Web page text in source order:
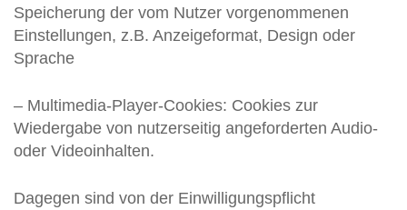
Speicherung der vom Nutzer vorgenommenen
Einstellungen, z.B. Anzeigeformat, Design oder
Sprache
– Multimedia-Player-Cookies: Cookies zur
Wiedergabe von nutzerseitig angeforderten Audio-
oder Videoinhalten.
Dagegen sind von der Einwilligungspflicht